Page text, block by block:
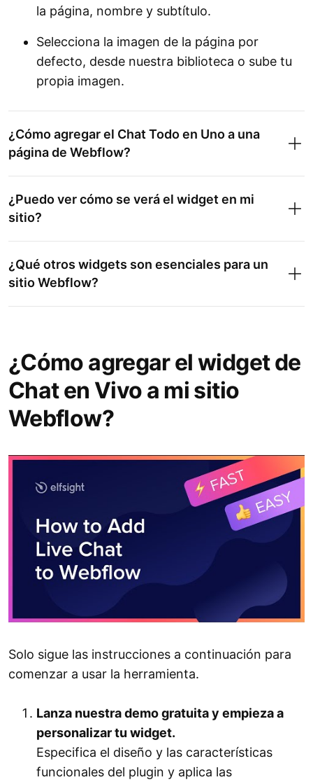
la página, nombre y subtítulo.
Selecciona la imagen de la página por
defecto, desde nuestra biblioteca o sube tu
propia imagen.
¿Cómo agregar el Chat Todo en Uno a una
página de Webflow?
¿Puedo ver cómo se verá el widget en mi
sitio?
¿Qué otros widgets son esenciales para un
sitio Webflow?
¿Cómo agregar el widget de
Chat en Vivo a mi sitio
Webflow?
Solo sigue las instrucciones a continuación para
comenzar a usar la herramienta.
Lanza nuestra demo gratuita y empieza a
personalizar tu widget.
Especifica el diseño y las características
funcionales del plugin y aplica las